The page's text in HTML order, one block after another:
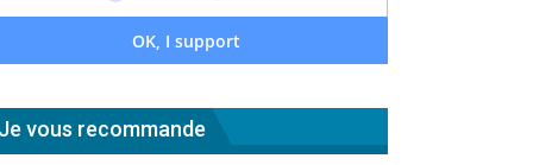
Je vous recommande